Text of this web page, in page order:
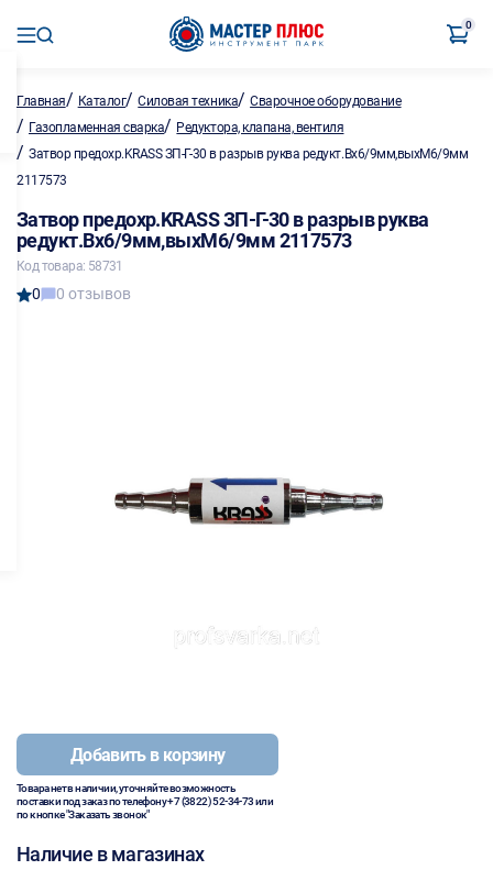
0
Главная/ Каталог/Силовая техника/Сварочное оборудование
/ Газопламенная сварка/ Редуктора, клапана, вентиля
/ Затвор предохр.KRASS ЗП-Г-30 в разрыв руква редукт.Вх6/9мм,выхМ6/9мм
2117573
Затвор предохр.KRASS ЗП-Г-30 в разрыв руква
редукт.Вх6/9мм,выхМ6/9мм 2117573
Код товара: 58731
0 0 отзывов
Добавить в корзину
Товара нет в наличии, уточняйте возможность
поставки под заказ по телефону+7 (3822) 52-34-73или
по кнопке "Заказать звонок"
Наличие в магазинах